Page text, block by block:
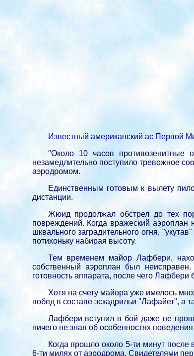
Известный американский ас Первой
"Около 10 часов
незамедлительно поступило тревожное
аэродромом.
Единственным готовым к вылету
дистанции.
Жюид продолжал обстрел до тех
повреждений. Когда вражеский
шквального заградительного огня,
потихоньку набирая высоту.
Тем временем майор Лафбери,
собственный аэроплан был
готовность аппарата, после чего
Хотя на счету майора уже имелось
побед в составе эскадрильи "Лафайет", а
Лафбери вступил в бой даже не
ничего не зная об особенностях
Когда прошло около 5-ти минут
6-ти милях от аэродрома. Свидетелями